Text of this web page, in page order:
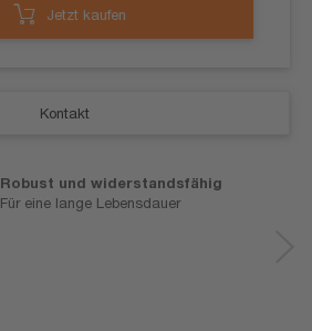
Jetzt kaufen
Kontakt
Robust und widerstandsfähig
Für eine lange Lebensdauer